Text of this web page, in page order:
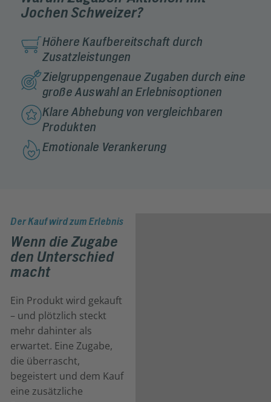
Jochen Schweizer?
Höhere Kaufbereitschaft durch
Zusatzleistungen
Zielgruppengenaue Zugaben durch eine
große Auswahl an Erlebnisoptionen
Klare Abhebung von vergleichbaren
Produkten
Emotionale Verankerung
Der Kauf wird zum Erlebnis
Wenn die Zugabe
den Unterschied
macht
Ein Produkt wird gekauft
– und plötzlich steckt
mehr dahinter als
erwartet. Eine Zugabe,
die überrascht,
begeistert und dem Kauf
eine zusätzliche